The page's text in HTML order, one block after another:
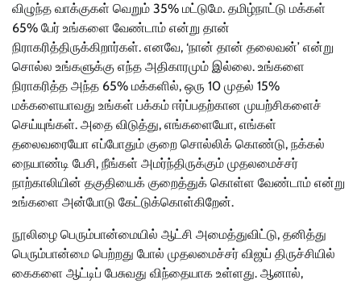
விழுந்த வாக்குகள் வெறும் 35% மட்டுமே. தமிழ்நாட்டு மக்கள்
65% பேர் உங்களை வேண்டாம் என்று தான்
நிராகரித்திருக்கிறார்கள். எனவே, ‘நான் தான் தலைவன்’ என்று
சொல்ல உங்களுக்கு எந்த அதிகாரமும் இல்லை. உங்களை
நிராகரித்த அந்த 65% மக்களில், ஒரு 10 முதல் 15%
மக்களையாவது உங்கள் பக்கம் ஈர்ப்பதற்கான முயற்சிகளைச்
செய்யுங்கள். அதை விடுத்து, எங்களையோ, எங்கள்
தலைவரையோ எப்போதும் குறை சொல்லிக் கொண்டு, நக்கல்
நையாண்டி பேசி, நீங்கள் அமர்ந்திருக்கும் முதலமைச்சர்
நாற்காலியின் தகுதியைக் குறைத்துக் கொள்ள வேண்டாம் என்று
உங்களை அன்போடு கேட்டுக்கொள்கிறேன்.
நூலிழை பெரும்பான்மையில் ஆட்சி அமைத்துவிட்டு, தனித்து
பெரும்பான்மை பெற்றது போல் முதலமைச்சர் விஜய் திருச்சியில்
கைகளை ஆட்டிப் பேசுவது விந்தையாக உள்ளது. ஆனால்,